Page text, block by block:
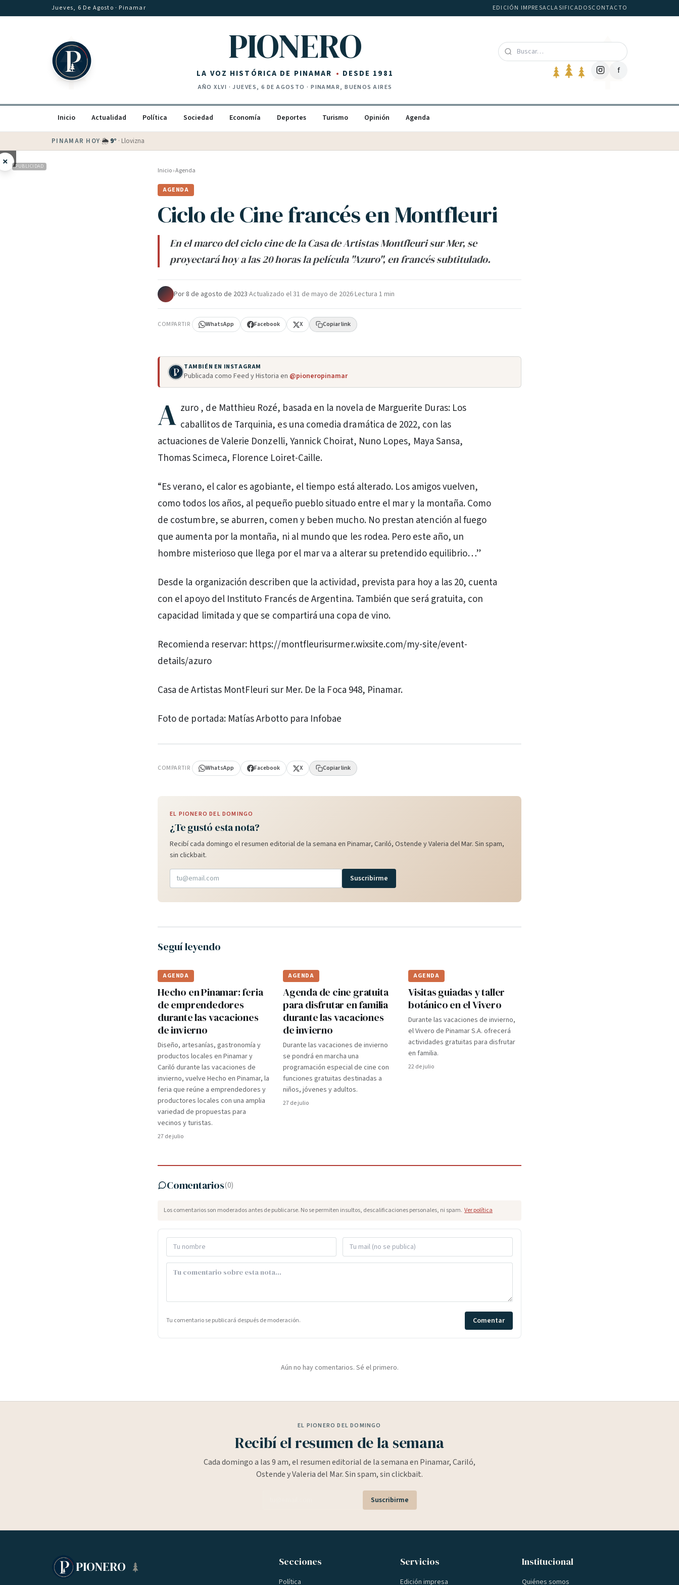
Saltar al contenidoJueves, 6 De Agosto · Pinamar EDICIÓN IMPRESACLASIFICADOSCONTACTO
PIONERO
LA VOZ HISTÓRICA DE PINAMAR DESDE 1981
AÑOXLVI ·JUEVES, 6 DE AGOSTO · PINAMAR, BUENOS AIRES
f
Inicio Actualidad Política Sociedad Economía Deportes Turismo Opinión Agenda
PINAMAR HOY·💵 Dólar blue$1530
× PUBLICIDAD Inicio›Agenda
AGENDA
Ciclo de Cine francés en Montfleuri
En el marco del ciclo cine de la Casa de Artistas Montfleuri sur Mer, se
proyectará hoy a las 20 horas la película "Azuro", en francés subtitulado.
Por·8 de agosto de 2023·Actualizado el31 de mayo de 2026·Lectura 1 min
COMPARTIR WhatsApp Facebook X Copiar link
TAMBIÉN EN INSTAGRAM
Publicada como Feed y Historia en @pioneropinamar
A zuro , de Matthieu Rozé, basada en la novela de Marguerite Duras: Los
caballitos de Tarquinia, es una comedia dramática de 2022, con las
actuaciones de Valerie Donzelli, Yannick Choirat, Nuno Lopes, Maya Sansa,
Thomas Scimeca, Florence Loiret-Caille.
“Es verano, el calor es agobiante, el tiempo está alterado. Los amigos vuelven,
como todos los años, al pequeño pueblo situado entre el mar y la montaña. Como
de costumbre, se aburren, comen y beben mucho. No prestan atención al fuego
que aumenta por la montaña, ni al mundo que les rodea. Pero este año, un
hombre misterioso que llega por el mar va a alterar su pretendido equilibrio…”
Desde la organización describen que la actividad, prevista para hoy a las 20, cuenta
con el apoyo del Instituto Francés de Argentina. También que será gratuita, con
capacidad limitada y que se compartirá una copa de vino.
Recomienda reservar: https://montfleurisurmer.wixsite.com/my-site/event-
details/azuro
Casa de Artistas MontFleuri sur Mer. De la Foca 948, Pinamar.
Foto de portada: Matías Arbotto para Infobae
COMPARTIR WhatsApp Facebook X Copiar link
EL PIONERO DEL DOMINGO
¿Te gustó esta nota?
Recibí cada domingo el resumen editorial de la semana en Pinamar, Cariló, Ostende y Valeria del Mar. Sin spam,
sin clickbait.
Suscribirme
Seguí leyendo
AGENDA
Hecho en Pinamar: feria
de emprendedores
durante las vacaciones
de invierno
Diseño, artesanías, gastronomía y
productos locales en Pinamar y
Cariló durante las vacaciones de
invierno, vuelve Hecho en Pinamar, la
feria que reúne a emprendedores y
productores locales con una amplia
variedad de propuestas para
vecinos y turistas.
27 de julio
AGENDA
Agenda de cine gratuita
para disfrutar en familia
durante las vacaciones
de invierno
Durante las vacaciones de invierno
se pondrá en marcha una
programación especial de cine con
funciones gratuitas destinadas a
niños, jóvenes y adultos.
27 de julio
AGENDA
Visitas guiadas y taller
botánico en el Vivero
Durante las vacaciones de invierno,
el Vivero de Pinamar S.A. ofrecerá
actividades gratuitas para disfrutar
en familia.
22 de julio
Comentarios(0)
Los comentarios son moderados antes de publicarse. No se permiten insultos, descalificaciones personales, ni spam. Ver política
Tu comentario se publicará después de moderación. Comentar
Aún no hay comentarios. Sé el primero.
EL PIONERO DEL DOMINGO
Recibí el resumen de la semana
Cada domingo a las 9 am, el resumen editorial de la semana en Pinamar, Cariló,
Ostende y Valeria del Mar. Sin spam, sin clickbait.
Suscribirme
PIONERO Secciones
Política
Servicios
Edición impresa
Institucional
Quiénes somos